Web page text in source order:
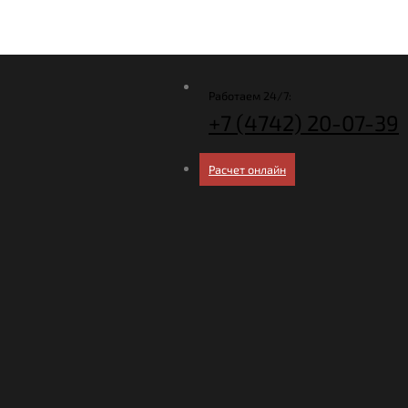
Работаем 24/7:
+7 (4742) 20-07-39
Расчет онлайн